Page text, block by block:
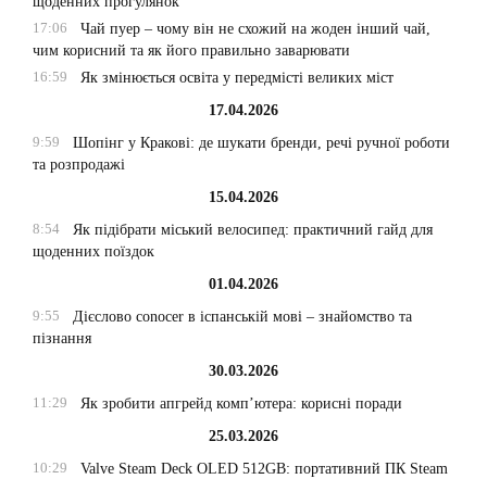
17:06
Чай пуер – чому він не схожий на жоден інший чай,
чим корисний та як його правильно заварювати
16:59
Як змінюється освіта у передмісті великих міст
17.04.2026
9:59
Шопінг у Кракові: де шукати бренди, речі ручної роботи
та розпродажі
15.04.2026
8:54
Як підібрати міський велосипед: практичний гайд для
щоденних поїздок
01.04.2026
9:55
Дієслово conocer в іспанській мові – знайомство та
пізнання
30.03.2026
11:29
Як зробити апгрейд комп’ютера: корисні поради
25.03.2026
10:29
Valve Steam Deck OLED 512GB: портативний ПК Steam